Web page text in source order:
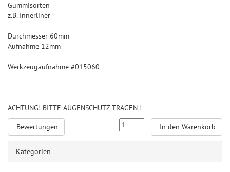
Gummisorten
z.B. Innerliner
Durchmesser 60mm
Aufnahme 12mm
Werkzeugaufnahme #015060
ACHTUNG! BITTE AUGENSCHUTZ TRAGEN !
In den Warenkorb
Bewertungen
Kategorien